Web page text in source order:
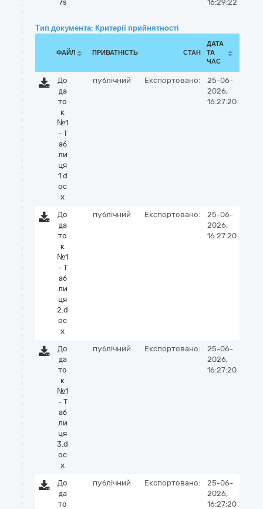
7s 16:29:22
Тип документа: Критерії прийнятності
ФАЙЛ ПРИВАТНІСТЬ СТАН
ДАТА
ТА
ЧАС
До
да
то
к
№1
- Т
аб
ли
ця
1.d
oc
x
публічний Експортовано:
25-06-
2026,
16:27:20
До
да
то
к
№1
- Т
аб
ли
ця
2.d
oc
x
публічний Експортовано:
25-06-
2026,
16:27:20
До
да
то
к
№1
- Т
аб
ли
ця
3.d
oc
x
публічний Експортовано:
25-06-
2026,
16:27:20
До
да
то
публічний Експортовано:
25-06-
2026,
16:27:20